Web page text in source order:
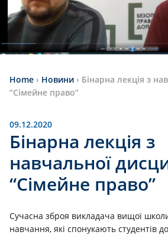
Home › Новини › Бінарна лекція з
“Сiмейне право”
09.12.2020
Бінарна лекція з
навчальної
“Сiмейне право”
Сучасна зброя викладача вищої
навчання, якi спонукають студентiв